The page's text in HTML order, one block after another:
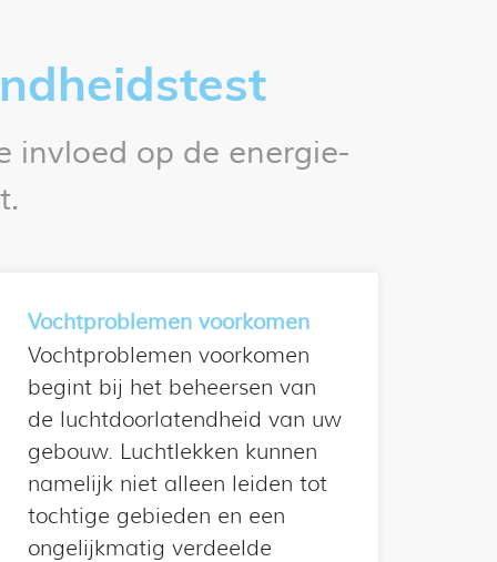
invloed op de energie-
Vochtproblemen voorkomen
Vochtproblemen voorkomen
begint bij het beheersen van
de luchtdoorlatendheid van uw
gebouw. Luchtlekken kunnen
namelijk niet alleen leiden tot
tochtige gebieden en een
ongelijkmatig verdeelde